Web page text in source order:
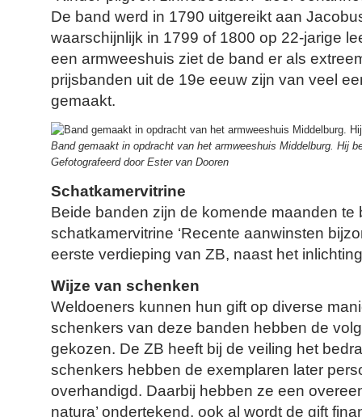
De band werd in 1790 uitgereikt aan
waarschijnlijk in 1799 of 1800 op 22-jarige
een armweeshuis ziet de band er als
prijsbanden uit de 19e eeuw zijn van veel
gemaakt.
Band gemaakt in opdracht van het armweeshuis Middelburg. Hij
Gefotografeerd door Ester van Dooren
Schatkamervitrine
Beide banden zijn de komende maanden te
schatkamervitrine ‘Recente aanwinsten
eerste verdieping van ZB, naast het
Wijze van schenken
Weldoeners kunnen hun gift op diverse
schenkers van deze banden hebben de
gekozen. De ZB heeft bij de veiling het
schenkers hebben de exemplaren later
overhandigd. Daarbij hebben ze een
natura’ ondertekend, ook al wordt de gift